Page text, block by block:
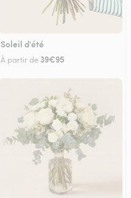
Soleil d'été
À partir de 39€95